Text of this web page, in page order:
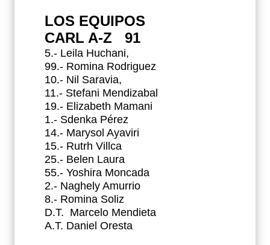
LOS EQUIPOS
CARL A-Z 91
5.- Leila Huchani,
99.- Romina Rodriguez
10.- Nil Saravia,
11.- Stefani Mendizabal
19.- Elizabeth Mamani
1.- Sdenka Pérez
14.- Marysol Ayaviri
15.- Rutrh Villca
25.- Belen Laura
55.- Yoshira Moncada
2.- Naghely Amurrio
8.- Romina Soliz
D.T. Marcelo Mendieta
A.T. Daniel Oresta